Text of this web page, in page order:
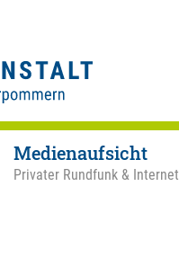
Medienaufsicht
Privater Rundfunk & Internet